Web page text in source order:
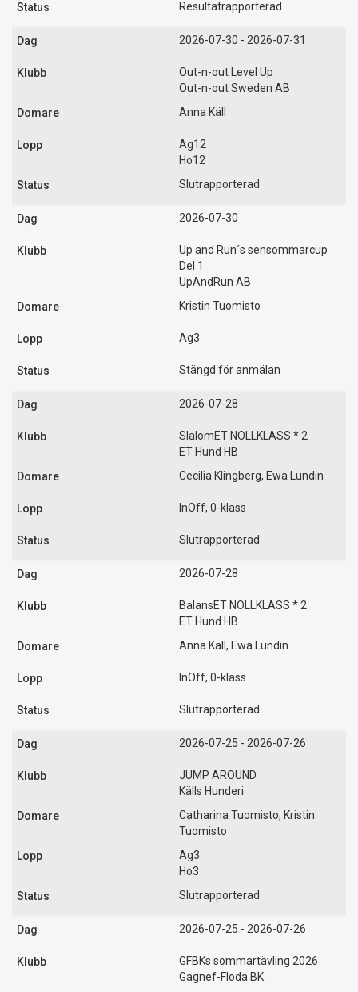
Resultatrapporterad
2026-07-30 - 2026-07-31
Out-n-out Level Up
Out-n-out Sweden AB
Anna Käll
Ag12
Ho12
Slutrapporterad
2026-07-30
Up and Run´s sensommarcup
Del 1
UpAndRun AB
Kristin Tuomisto
Ag3
Stängd för anmälan
2026-07-28
SlalomET NOLLKLASS * 2
ET Hund HB
Cecilia Klingberg, Ewa Lundin
InOff, 0-klass
Slutrapporterad
2026-07-28
BalansET NOLLKLASS * 2
ET Hund HB
Anna Käll, Ewa Lundin
InOff, 0-klass
Slutrapporterad
2026-07-25 - 2026-07-26
JUMP AROUND
Källs Hunderi
Catharina Tuomisto, Kristin
Tuomisto
Ag3
Ho3
Slutrapporterad
2026-07-25 - 2026-07-26
GFBKs sommartävling 2026
Gagnef-Floda BK